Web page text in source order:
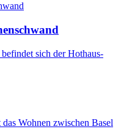
sich der Hothaus-
Wohnen zwischen Basel